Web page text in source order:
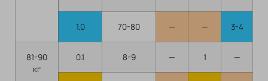
1.0 70-80 — — 3-4
81-90
кг
0.1 8-9 — 1 —